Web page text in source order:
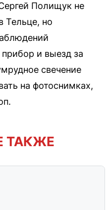
Полищук не
Тельце, но
прибор и выезд за
свечение
на фотоснимках,
ТАКЖЕ